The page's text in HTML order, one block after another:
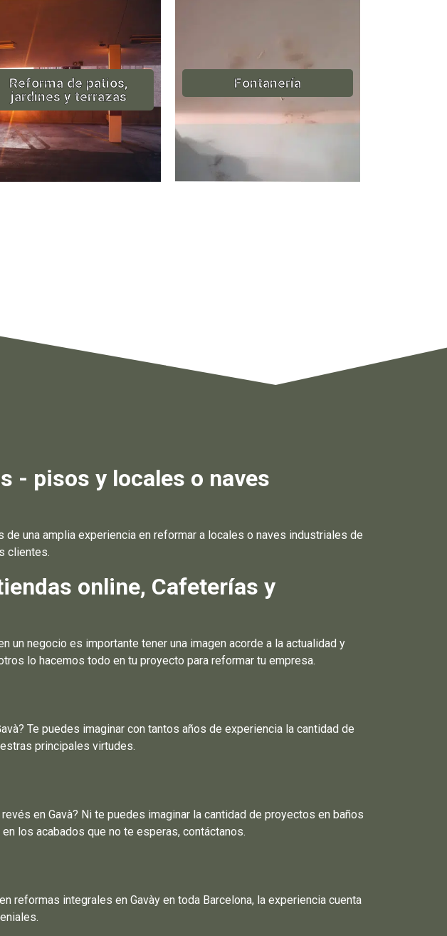
Reforma de patios,
jardines y terrazas
Fontanería
- pisos y locales o naves
una amplia experiencia en reformar a locales o naves industriales de
clientes.
online, Cafeterías y
un negocio es importante tener una imagen acorde a la actualidad y
lo hacemos todo en tu proyecto para reformar tu empresa.
Te puedes imaginar con tantos años de experiencia la cantidad de
principales virtudes.
en Gavà? Ni te puedes imaginar la cantidad de proyectos en baños
los acabados que no te esperas, contáctanos.
reformas integrales en Gavày en toda Barcelona, la experiencia cuenta